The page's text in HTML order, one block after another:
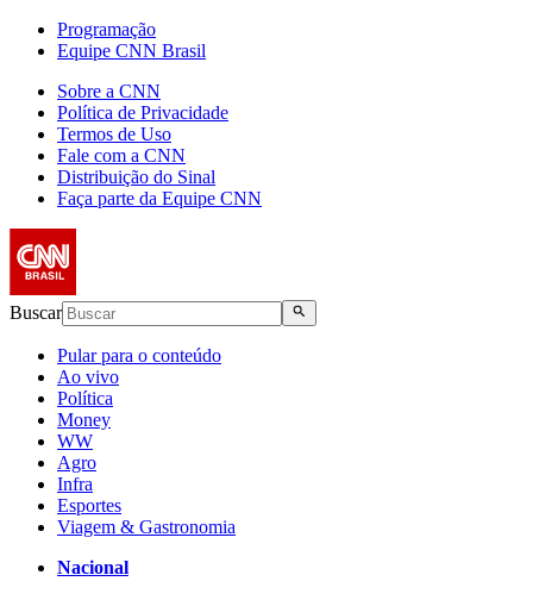
Programação
Equipe CNN Brasil
Sobre a CNN
Política de Privacidade
Termos de Uso
Fale com a CNN
Distribuição do Sinal
Faça parte da Equipe CNN
Buscar
Pular para o conteúdo
Ao vivo
Política
Money
WW
Agro
Infra
Esportes
Viagem & Gastronomia
Nacional